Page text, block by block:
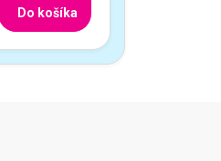
Do košíka